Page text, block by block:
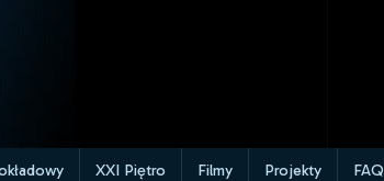
XXI Piętro Filmy Projekty FAQ